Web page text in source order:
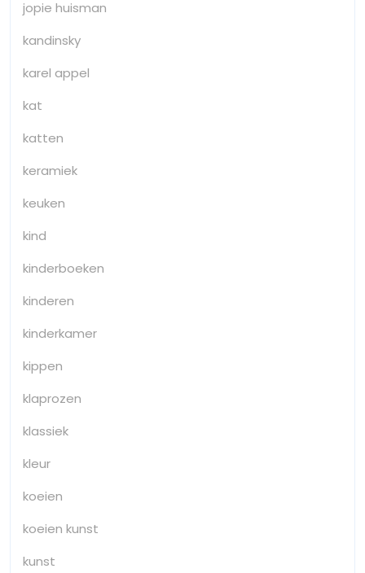
jopie huisman
kandinsky
karel appel
kat
katten
keramiek
keuken
kind
kinderboeken
kinderen
kinderkamer
kippen
klaprozen
klassiek
kleur
koeien
koeien kunst
kunst